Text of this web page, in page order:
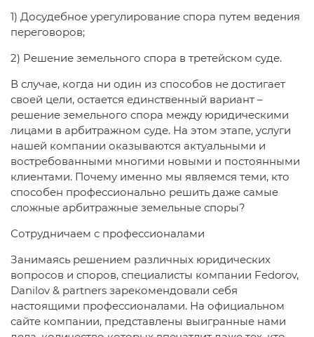
1) Досудебное урегулирование спора путем ведения
переговоров;
2) Решение земельного спора в третейском суде.
В случае, когда ни один из способов не достигает
своей цели, остается единственный вариант –
решение земельного спора между юридическими
лицами в арбитражном суде. На этом этапе, услуги
нашей компании оказываются актуальными и
востребованными многими новыми и постоянными
клиентами. Почему именно мы являемся теми, кто
способен профессионально решить даже самые
сложные арбитражные земельные споры?
Сотрудничаем с профессионалами
Занимаясь решением различных юридических
вопросов и споров, специалисты компании Fedorov,
Danilov & partners зарекомендовали себя
настоящими профессионалами. На официальном
сайте компании, представлены выигранные нами